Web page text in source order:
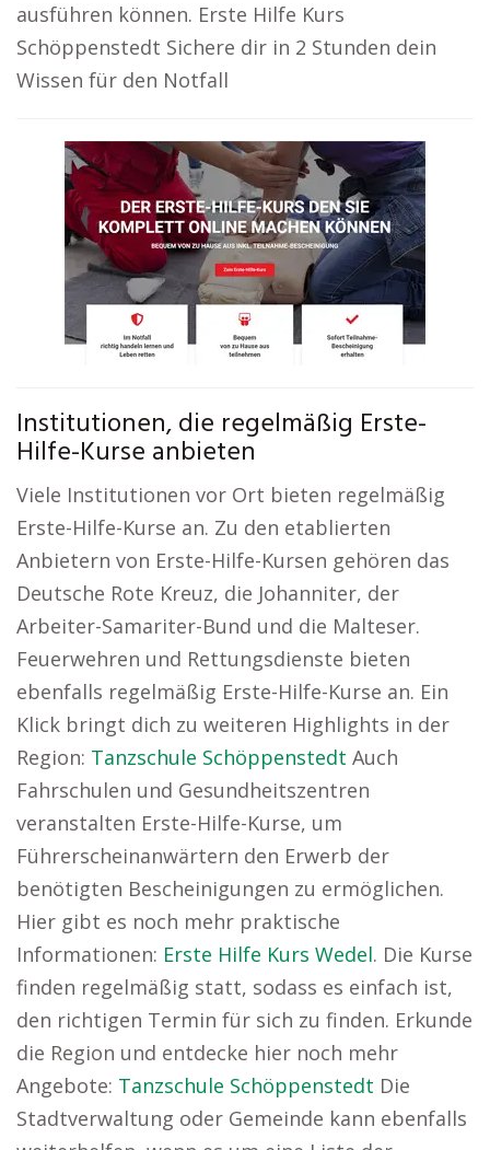
ausführen können. Erste Hilfe Kurs
Schöppenstedt Sichere dir in 2 Stunden dein
Wissen für den Notfall
Institutionen, die regelmäßig Erste-
Hilfe-Kurse anbieten
Viele Institutionen vor Ort bieten regelmäßig
Erste-Hilfe-Kurse an. Zu den etablierten
Anbietern von Erste-Hilfe-Kursen gehören das
Deutsche Rote Kreuz, die Johanniter, der
Arbeiter-Samariter-Bund und die Malteser.
Feuerwehren und Rettungsdienste bieten
ebenfalls regelmäßig Erste-Hilfe-Kurse an. Ein
Klick bringt dich zu weiteren Highlights in der
Region: Tanzschule Schöppenstedt Auch
Fahrschulen und Gesundheitszentren
veranstalten Erste-Hilfe-Kurse, um
Führerscheinanwärtern den Erwerb der
benötigten Bescheinigungen zu ermöglichen.
Hier gibt es noch mehr praktische
Informationen: Erste Hilfe Kurs Wedel. Die Kurse
finden regelmäßig statt, sodass es einfach ist,
den richtigen Termin für sich zu finden. Erkunde
die Region und entdecke hier noch mehr
Angebote: Tanzschule Schöppenstedt Die
Stadtverwaltung oder Gemeinde kann ebenfalls